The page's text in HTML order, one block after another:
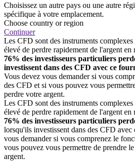
Choisissez un autre pays ou une autre
spécifique à votre emplacement.
Choose country or region
Continuer
Les CFD sont des instruments
élevé de perdre rapidement de l'argent
76% des investisseurs particuliers
investissent dans des CFD avec ce
Vous devez vous demander si vous
des CFD et si vous pouvez vous
perdre votre argent.
Les CFD sont des instruments
élevé de perdre rapidement de l'argent
76% des investisseurs particuliers
lorsqu'ils investissent dans des CFD avec
vous demander si vous comprenez le
vous pouvez vous permettre de prendre
argent.